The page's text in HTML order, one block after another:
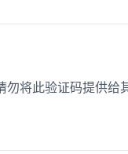
勿将此验证码提供给